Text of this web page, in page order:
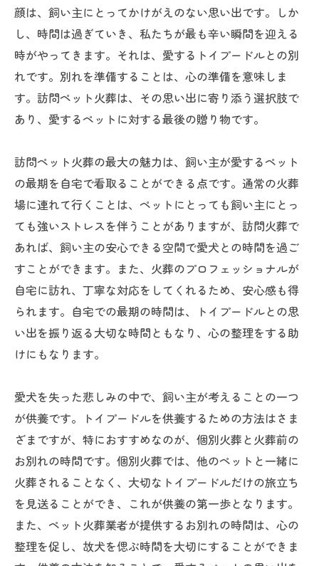
顔は、飼い主にとってかけがえのない思い出です。しか
し、時間は過ぎていき、私たちが最も辛い瞬間を迎える
時がやってきます。それは、愛するトイプードルとの別
れです。別れを準備することは、心の準備を意味しま
す。訪問ペット火葬は、その思い出に寄り添う選択肢で
あり、愛するペットに対する最後の贈り物です。
訪問ペット火葬の最大の魅力は、飼い主が愛するペット
の最期を自宅で看取ることができる点です。通常の火葬
場に連れて行くことは、ペットにとっても飼い主にとっ
ても強いストレスを伴うことがありますが、訪問火葬で
あれば、飼い主の安心できる空間で愛犬との時間を過ご
すことができます。また、火葬のプロフェッショナルが
自宅に訪れ、丁寧な対応をしてくれるため、安心感も得
られます。自宅での最期の時間は、トイプードルとの思
い出を振り返る大切な時間ともなり、心の整理をする助
けにもなります。
愛犬を失った悲しみの中で、飼い主が考えることの一つ
が供養です。トイプードルを供養するための方法はさま
ざまですが、特におすすめなのが、個別火葬と火葬前の
お別れの時間です。個別火葬では、他のペットと一緒に
火葬されることなく、大切なトイプードルだけの旅立ち
を見送ることができ、これが供養の第一歩となります。
また、ペット火葬業者が提供するお別れの時間は、心の
整理を促し、故犬を偲ぶ時間を大切にすることができま